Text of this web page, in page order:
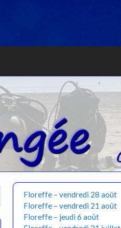
Floreffe – vendredi 28 août
Floreffe – vendredi 21 août
Floreffe – jeudi 6 août